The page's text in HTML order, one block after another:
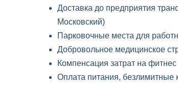
Доставка до предприятия
Московский)
Парковочные места для
Добровольное медицинское
Компенсация затрат на фитнес
Оплата питания, безлимитные